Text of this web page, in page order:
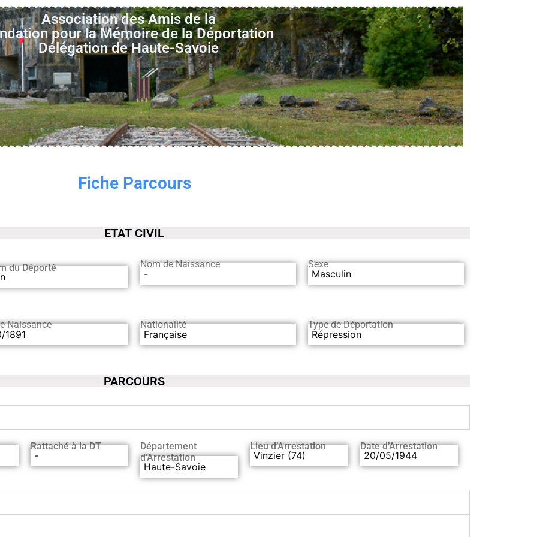
Association des Amis de la
pour la Mémoire de la Déportation
Délégation de Haute-Savoie
Fiche Parcours
ETAT CIVIL
du Déporté Nom de Naissance
-
Sexe
Masculin
Naissance
1891
Nationalité
Française
Type de Déportation
Répression
PARCOURS
Rattaché à la DT
-
Département
d’Arrestation
Haute-Savoie
Lieu d’Arrestation
Vinzier (74)
Date d’Arrestation
20/05/1944